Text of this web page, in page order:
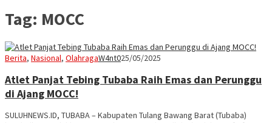
Tag: MOCC
Berita, Nasional, OlahragaW4nt025/05/2025
Atlet Panjat Tebing Tubaba Raih Emas dan Perunggu
di Ajang MOCC!
SULUHNEWS.ID, TUBABA – Kabupaten Tulang Bawang Barat (Tubaba)